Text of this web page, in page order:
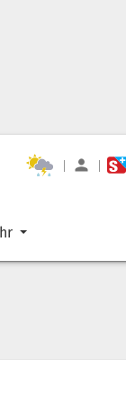
| |